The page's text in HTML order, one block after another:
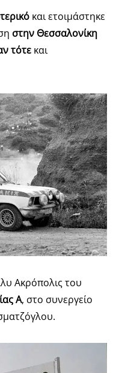
και ετοιμάστηκε
στην Θεσσαλονίκη
τότε και
Ακρόπολις του
Α, στο συνεργείο